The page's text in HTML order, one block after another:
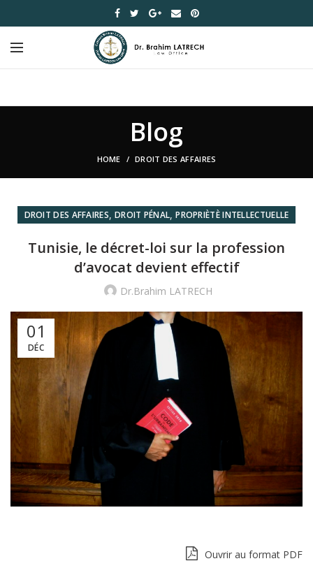
Blog
HOME DROIT DES AFFAIRES
DROIT DES AFFAIRES, DROIT PÉNAL,PROPRIÈTÈ INTELLECTUELLE
Tunisie, le décret-loi sur la profession
d’avocat devient effectif
Dr.Brahim LATRECH
01
DÉC
Ouvrir au format PDF